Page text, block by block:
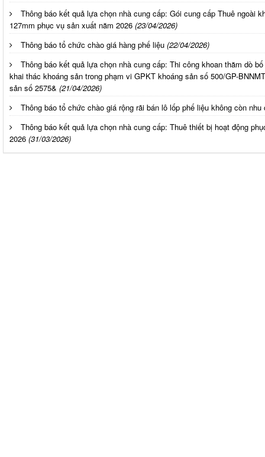
Thông báo kết quả lựa chọn nhà cung cấp: Gói cung cấp Thuê ngoài
127mm phục vụ sản xuất năm 2026 (23/04/2026)
Thông báo tổ chức chào giá hàng phế liệu (22/04/2026)
Thông báo kết quả lựa chọn nhà cung cấp: Thi công khoan thăm dò
khai thác khoáng sản trong phạm vi GPKT khoáng sản số 500/GP-
sản số 2575& (21/04/2026)
Thông báo tổ chức chào giá rộng rãi bán lô lốp phế liệu không còn nhu
Thông báo kết quả lựa chọn nhà cung cấp: Thuê thiết bị hoạt động
2026 (31/03/2026)